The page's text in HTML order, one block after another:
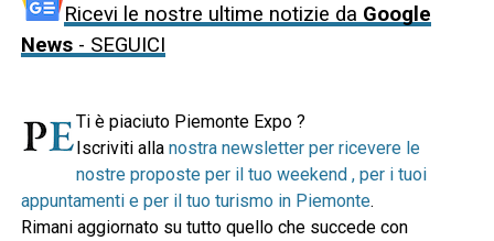
Ricevi le nostre ultime notizie da Google
News- SEGUICI
Ti è piaciuto Piemonte Expo ?
Iscriviti alla nostra newsletter per ricevere le
nostre proposte per il tuo weekend , per i tuoi
appuntamenti e per il tuo turismo in Piemonte.
Rimani aggiornato su tutto quello che succede con